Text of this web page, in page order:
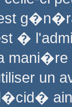
�
un